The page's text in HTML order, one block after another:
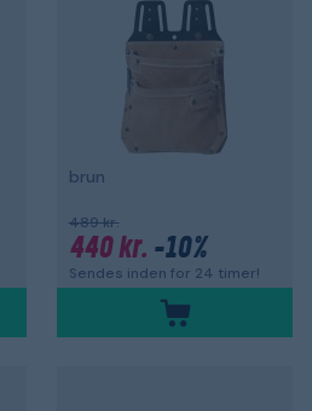
brun
489 kr.
440 kr. -10%
Sendes inden for 24 timer!